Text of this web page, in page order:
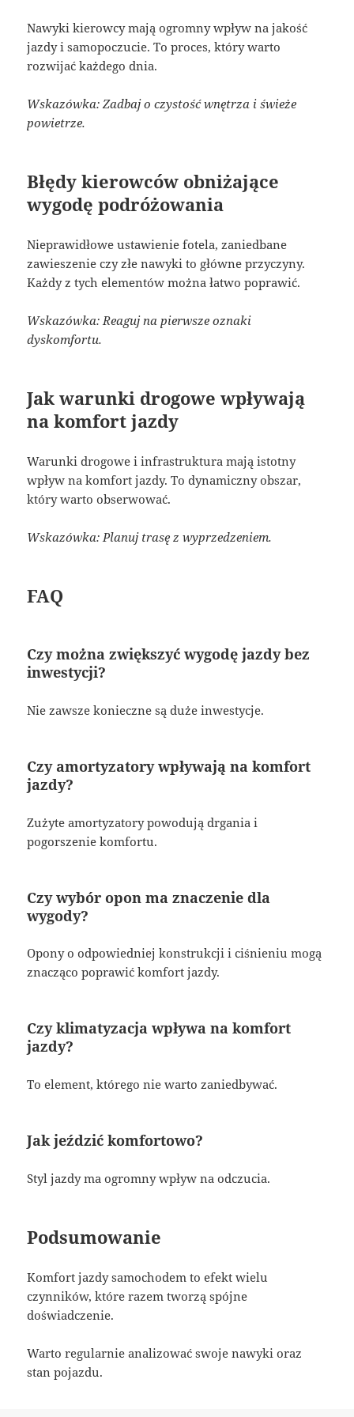
Nawyki kierowcy mają ogromny wpływ na jakość
jazdy i samopoczucie. To proces, który warto
rozwijać każdego dnia.
Wskazówka: Zadbaj o czystość wnętrza i świeże
powietrze.
Błędy kierowców obniżające
wygodę podróżowania
Nieprawidłowe ustawienie fotela, zaniedbane
zawieszenie czy złe nawyki to główne przyczyny.
Każdy z tych elementów można łatwo poprawić.
Wskazówka: Reaguj na pierwsze oznaki
dyskomfortu.
Jak warunki drogowe wpływają
na komfort jazdy
Warunki drogowe i infrastruktura mają istotny
wpływ na komfort jazdy. To dynamiczny obszar,
który warto obserwować.
Wskazówka: Planuj trasę z wyprzedzeniem.
FAQ
Czy można zwiększyć wygodę jazdy bez
inwestycji?
Nie zawsze konieczne są duże inwestycje.
Czy amortyzatory wpływają na komfort
jazdy?
Zużyte amortyzatory powodują drgania i
pogorszenie komfortu.
Czy wybór opon ma znaczenie dla
wygody?
Opony o odpowiedniej konstrukcji i ciśnieniu mogą
znacząco poprawić komfort jazdy.
Czy klimatyzacja wpływa na komfort
jazdy?
To element, którego nie warto zaniedbywać.
Jak jeździć komfortowo?
Styl jazdy ma ogromny wpływ na odczucia.
Podsumowanie
Komfort jazdy samochodem to efekt wielu
czynników, które razem tworzą spójne
doświadczenie.
Warto regularnie analizować swoje nawyki oraz
stan pojazdu.